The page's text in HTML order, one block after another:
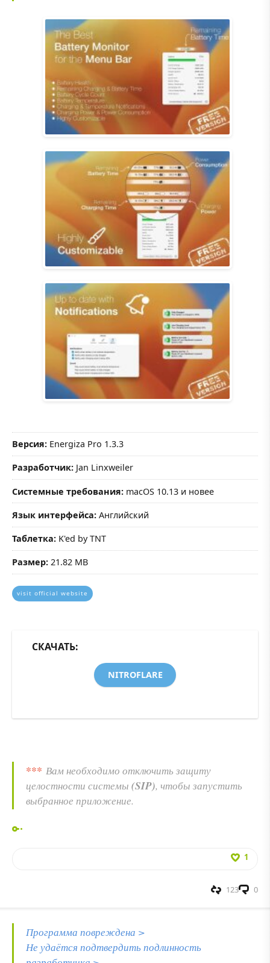
Версия: Energiza Pro 1.3.3
Разработчик: Jan Linxweiler
Системные требования: macOS 10.13 и новее
Язык интерфейса: Английский
Таблетка: K'ed by TNT
Размер: 21.82 MB
visit official website
СКАЧАТЬ:
NITROFLARE
*** Вам необходимо отключить защиту
целостности системы (SIP), чтобы запустить
выбранное приложение.
1
0
123
Программа повреждена >
Не удаётся подтвердить подлинность